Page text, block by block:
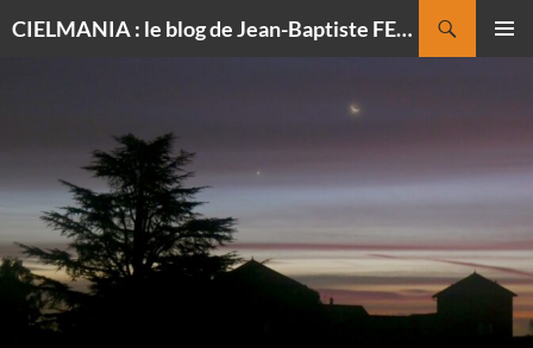
CIELMANIA : le blog de Jean-Baptiste FELDMANN, photographe du ciel